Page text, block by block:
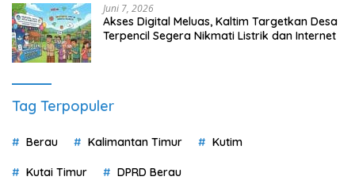
Juni 7, 2026
Akses Digital Meluas, Kaltim Targetkan Desa
Terpencil Segera Nikmati Listrik dan Internet
Tag Terpopuler
Berau Kalimantan Timur Kutim
Kutai Timur DPRD Berau